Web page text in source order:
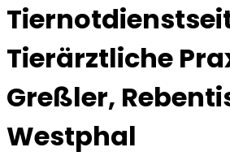
Tierärztliche
Greßler,
Westphal